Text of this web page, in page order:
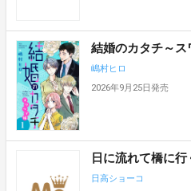
結婚のカタチ～ス
嶋村ヒロ
2026年9月25日発売
日に流れて橋に
日高ショーコ